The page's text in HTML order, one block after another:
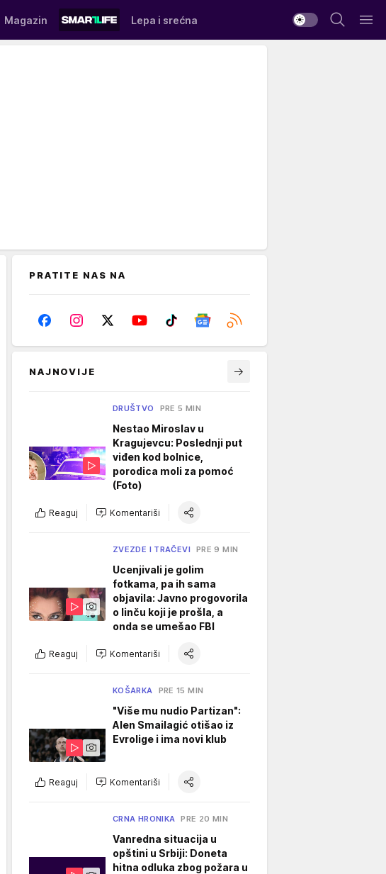
Magazin Lepa i srećna
PRATITE NAS NA
NAJNOVIJE
DRUŠTVO PRE 5 MIN
Nestao Miroslav u
Kragujevcu: Poslednji put
viđen kod bolnice,
porodica moli za pomoć
(Foto)
Reaguj Komentariši
ZVEZDE I TRAČEVI PRE 9 MIN
Ucenjivali je golim
fotkama, pa ih sama
objavila: Javno progovorila
o linču koji je prošla, a
onda se umešao FBI
Reaguj Komentariši
KOŠARKA PRE 15 MIN
"Više mu nudio Partizan":
Alen Smailagić otišao iz
Evrolige i ima novi klub
Reaguj Komentariši
CRNA HRONIKA PRE 20 MIN
Vanredna situacija u
opštini u Srbiji: Doneta
hitna odluka zbog požara u